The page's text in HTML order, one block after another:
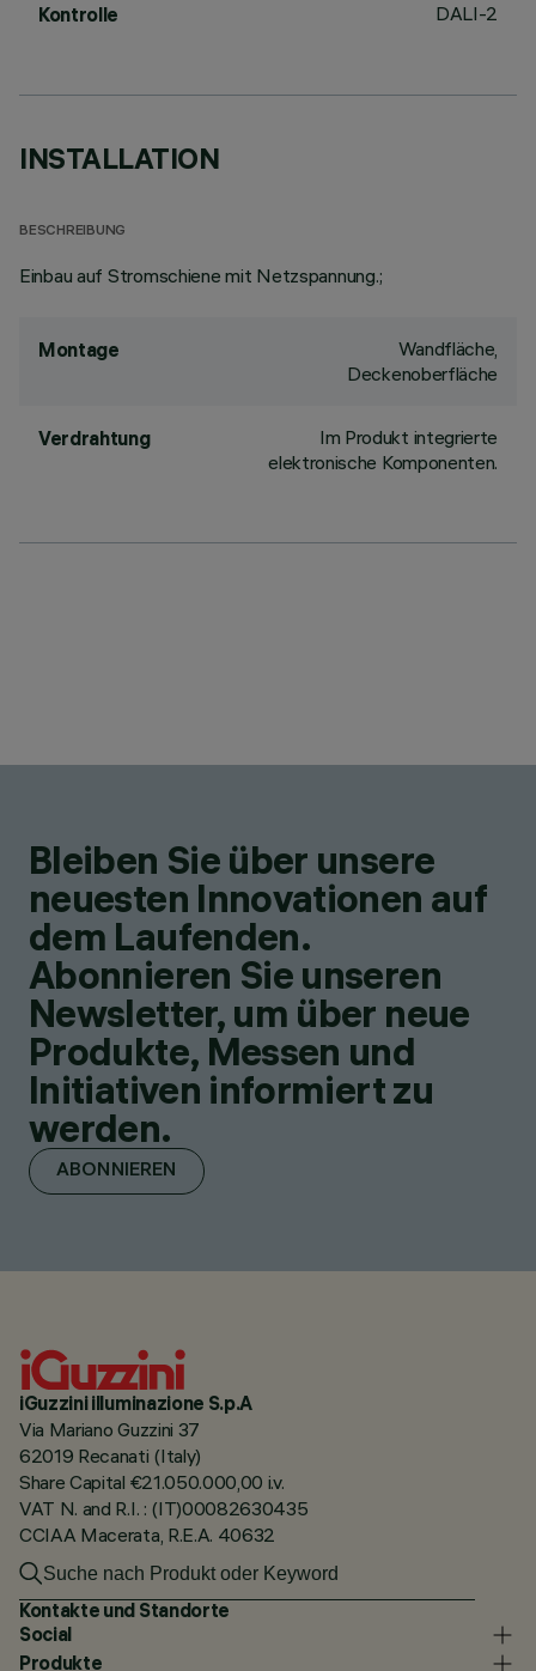
Kontrolle DALI-2
INSTALLATION
BESCHREIBUNG
Einbau auf Stromschiene mit Netzspannung.;
Montage
Wandfläche,
Deckenoberfläche
Verdrahtung
Im Produkt integrierte
elektronische Komponenten.
Bleiben Sie über unsere
neuesten Innovationen auf
dem Laufenden.
Abonnieren Sie unseren
Newsletter, um über neue
Produkte, Messen und
Initiativen informiert zu
werden.
ABONNIEREN
iGuzzini illuminazione S.p.A
Via Mariano Guzzini 37
62019 Recanati (Italy)
Share Capital €21.050.000,00 i.v.
VAT N. and R.I. : (IT)00082630435
CCIAA Macerata, R.E.A. 40632
Kontakte und Standorte
Social
Produkte